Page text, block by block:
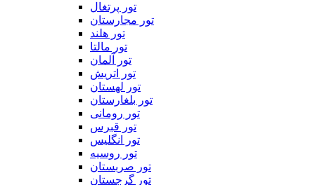
تور پرتغال
تور مجارستان
تور هلند
تور مالتا
تور آلمان
تور اتریش
تور لهستان
تور بلغارستان
تور رومانی
تور قبرس
تور انگلیس
تور روسیه
تور صربستان
تور گرجستان